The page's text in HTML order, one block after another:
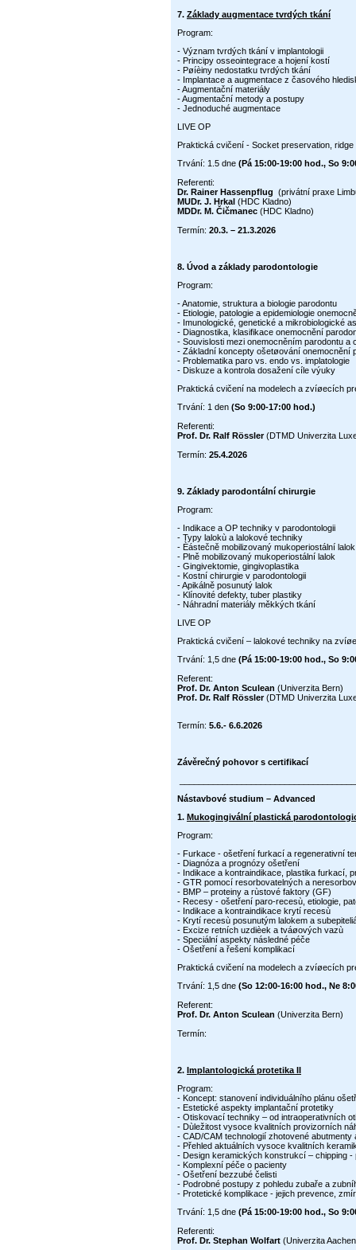
7. Základy augmentace tvrdých tkání
Program:
- Význam tvrdých tkání v implantologii
- Principy osseointegrace a hojení kostí
- Pøíèiny nedostatku tvrdých tkání
- Implantace a augmentace z časového
- Augmentační materiály
- Augmentační metody a postupy
- Jednoduché augmentace
LIVE OP
Praktická cvičení - Socket preservation,
Trvání: 1.5 dne (Pá 15:00-19:00 hod., So
Referenti:
Dr. Rainer Hassenpflug (privátní praxe
MUDr. J. Hrkal (HDC Kladno)
MDDr. M. Čičmanec (HDC Kladno)
Termín: 20.3. – 21.3.2026
8. Úvod a základy parodontologie
Program:
- Anatomie, struktura a biologie parodontu
- Etiologie, patologie a epidemiologie
- Imunologické, genetické a mikrobiologické
- Diagnostika, klasifikace onemocnění
- Souvislosti mezi onemocněním parodontu a
- Základní koncepty ošetøování onemocnění
- Problematika paro vs. endo vs. implatologie
- Diskuze a kontrola dosažení cíle výuky
Praktická cvičení na modelech a zvíøecích
Trvání: 1 den (So 9:00-17:00 hod.)
Referenti:
Prof. Dr. Ralf Rössler(DTMD Univerzita
Termín: 25.4.2026
9. Základy parodontální chirurgie
Program:
- Indikace a OP techniky v parodontologii
- Typy lalokù a lalokové techniky
- Èástečně mobilizovaný mukoperiostální lalok
- Plně mobilizovaný mukoperiostální lalok
- Gingivektomie, gingivoplastika
- Kostní chirurgie v parodontologii
- Apikálně posunutý lalok
- Klínovité defekty, tuber plastiky
- Náhradní materiály měkkých tkání
LIVE OP
Praktická cvičení – lalokové techniky na
Trvání: 1,5 dne (Pá 15:00-19:00 hod., So
Referent:
Prof. Dr. Anton Sculean (Univerzita Bern)
Prof. Dr. Ralf Rössler(DTMD Univerzita
Termín: 5.6.- 6.6.2026
Závěrečný pohovor s certifikací
Nástavbové studium – Advanced
1. Mukogingivální plastická
Program:
- Furkace - ošetření furkací a regenerativní
- Diagnóza a prognózy ošetření
- Indikace a kontraindikace, plastika furkací,
- GTR pomocí resorbovatelných a
- BMP – proteiny a rùstové faktory (GF)
- Recesy - ošetření paro-recesù, etiologie,
- Indikace a kontraindikace krytí recesù
- Krytí recesù posunutým lalokem a
- Excize retních uzdièek a tváøových vazù
- Speciální aspekty následné péče
- Ošetření a řešení komplikací
Praktická cvičení na modelech a zvíøecích
Trvání: 1,5 dne (So 12:00-16:00 hod., Ne
Referent:
Prof. Dr. Anton Sculean (Univerzita Bern)
Termín:
2. Implantologická protetika II
Program:
- Koncept: stanovení individuálního plánu
- Estetické aspekty implantační protetiky
- Otiskovací techniky – od intraoperativních
- Dùležitost vysoce kvalitních provizorních
- CAD/CAM technologií zhotovené
- Přehled aktuálních vysoce kvalitních
- Design keramických konstrukcí – chipping -
- Komplexní péče o pacienty
- Ošetření bezzubé čelisti
- Podrobné postupy z pohledu zubaře a
- Protetické komplikace - jejich prevence,
Trvání: 1,5 dne (Pá 15:00-19:00 hod., So
Referenti:
Prof. Dr. Stephan Wolfart (Univerzita